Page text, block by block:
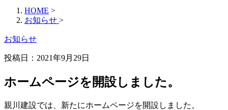
HOME >
お知らせ >
お知らせ
投稿日：2021年9月29日
ホームページを開設しました。
親川建設では、新たにホームページを開設しました。